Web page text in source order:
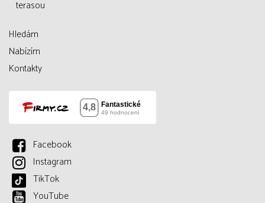
terasou
Hledám
Nabízím
Kontakty
Facebook
Instagram
TikTok
YouTube